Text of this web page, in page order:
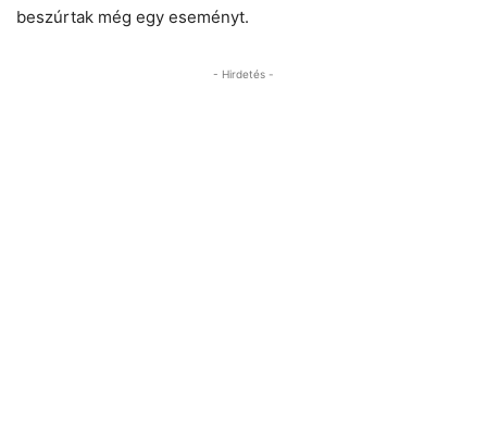
beszúrtak még egy eseményt.
- Hirdetés -